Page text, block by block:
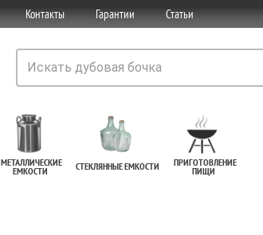
Контакты Гарантии Статьи
МЕТАЛЛИЧЕСКИЕ
ЕМКОСТИ СТЕКЛЯННЫЕ ЕМКОСТИ ПРИГОТОВЛЕНИЕ
ПИЩИ